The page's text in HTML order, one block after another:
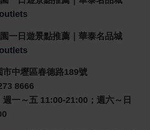
市中壢區春德路189號
8666
週一～五 11:00-21:00；週六～日